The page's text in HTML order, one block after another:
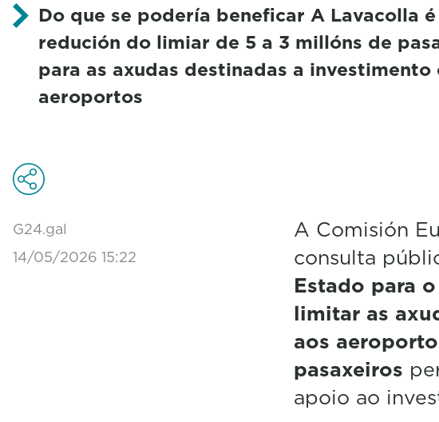
Do que se podería beneficar A Lavacolla
redución do limiar de 5 a 3 millóns de
para as axudas destinadas a investimento
aeroportos
G24.gal
14/05/2026 15:22
A Comisión
consulta
Estado para
limitar as
aos
pasaxeiros
apoio ao